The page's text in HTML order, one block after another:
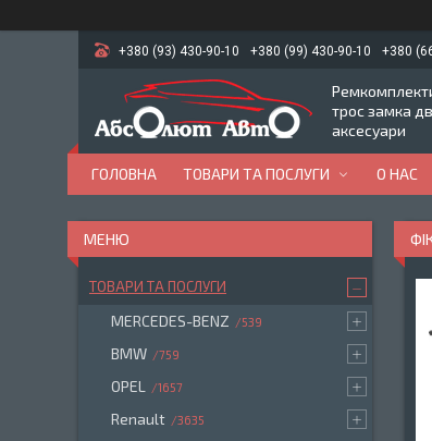
+380 (93) 430-90-10 +380 (99) 430-90-10 +380
трос замка
аксесуари
ГОЛОВНА ТОВАРИ ТА ПОСЛУГИ О НАС
ТОВАРИ ТА ПОСЛУГИ
MERCEDES-BENZ 539
BMW 759
OPEL 1657
Renault 3635